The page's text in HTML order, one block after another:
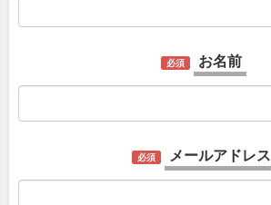
必須 お名前
必須 メールアドレス